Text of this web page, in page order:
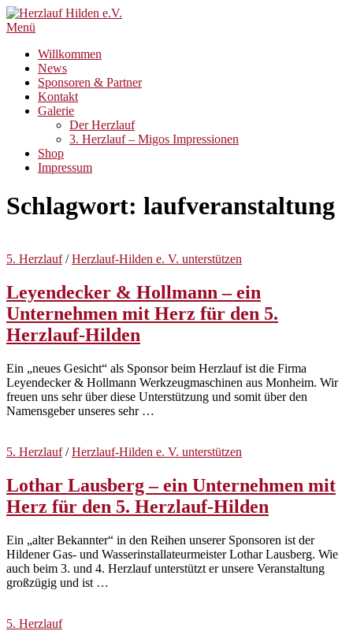
Zum
Inhalt
Menü
Willkommen
News
Sponsoren & Partner
Kontakt
Galerie
Der Herzlauf
3. Herzlauf – Migos Impressionen
Shop
Impressum
Schlagwort: laufveranstaltung
5. Herzlauf/Herzlauf-Hilden e. V. unterstützen
Leyendecker & Hollmann – ein
Unternehmen mit Herz für den 5.
Herzlauf-Hilden
Ein „neues Gesicht“ als Sponsor beim Herzlauf ist die Firma
Leyendecker & Hollmann Werkzeugmaschinen aus Monheim. Wir
freuen uns sehr über diese Unterstützung und somit über den
Namensgeber unseres sehr …
5. Herzlauf/Herzlauf-Hilden e. V. unterstützen
Lothar Lausberg – ein Unternehmen mit
Herz für den 5. Herzlauf-Hilden
Ein „alter Bekannter“ in den Reihen unserer Sponsoren ist der
Hildener Gas- und Wasserinstallateurmeister Lothar Lausberg. Wie
auch beim 3. und 4. Herzlauf unterstützt er unsere Veranstaltung
großzügig und ist …
5. Herzlauf